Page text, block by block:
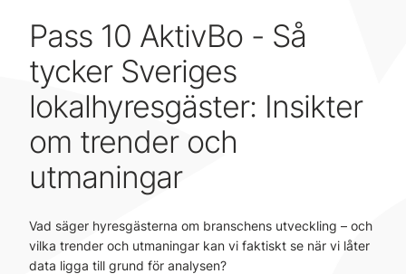
Pass 10 AktivBo - Så
tycker Sveriges
lokalhyresgäster: Insikter
om trender och
utmaningar
Vad säger hyresgästerna om branschens utveckling – och
vilka trender och utmaningar kan vi faktiskt se när vi låter
data ligga till grund för analysen?